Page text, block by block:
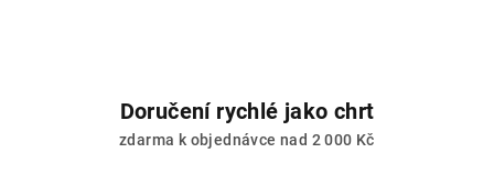
Doručení rychlé jako chrt
zdarma k objednávce nad 2 000 Kč